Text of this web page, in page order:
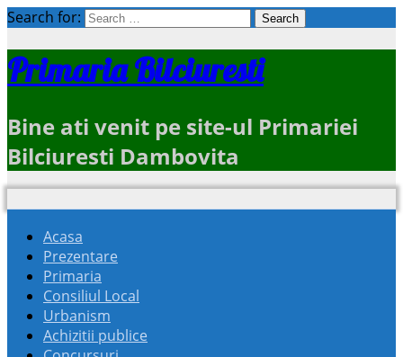
Search for:
Primaria Bilciuresti
Bine ati venit pe site-ul Primariei
Bilciuresti Dambovita
Acasa
Prezentare
Primaria
Consiliul Local
Urbanism
Achizitii publice